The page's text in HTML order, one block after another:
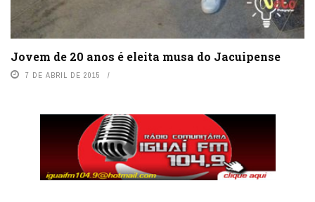
Jovem de 20 anos é eleita musa do Jacuipense
7 DE ABRIL DE 2015